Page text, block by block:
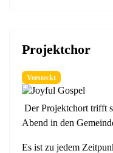
Projektchor
Versteckt
Der Projektchort trifft
Abend in den
Es ist zu jedem